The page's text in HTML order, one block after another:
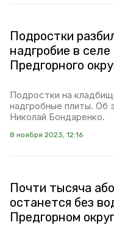
Подростки
надгробие в селе
Предгорного
Подростки на
надгробные плиты. Об
Николай Бондаренко.
8 ноября 2023, 12:16
Почти тысяча
останется без
Предгорном